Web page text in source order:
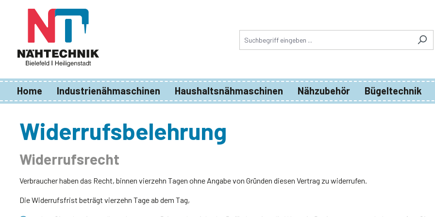
Zur Hauptnavigation springen
Home Industrienähmaschinen Haushaltsnähmaschinen Nähzubehör Bügeltechnik
Widerrufsbelehrung
Widerrufsrecht
Verbraucher haben das Recht, binnen vierzehn Tagen ohne Angabe von Gründen diesen Vertrag zu widerrufen.
Die Widerrufsfrist beträgt vierzehn Tage ab dem Tag,